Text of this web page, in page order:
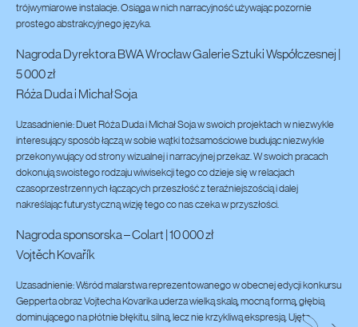
trójwymiarowe instalacje. Osiąga w nich narracyjność używając pozornie
prostego abstrakcyjnego języka.
Nagroda Dyrektora BWA Wrocław Galerie Sztuki Współczesnej |
5 000 zł
Róża Duda i Michał Soja
Uzasadnienie: Duet Róża Duda i Michał Soja w swoich projektach w niezwykle
interesujący sposób łączą w sobie wątki tożsamościowe budując niezwykle
przekonywujący od strony wizualnej i narracyjnej przekaz. W swoich pracach
dokonują swoistego rodzaju wiwisekcji tego co dzieje się w relacjach
czasoprzestrzennych łączących przeszłość z teraźniejszością i dalej
nakreślając futurystyczną wizję tego co nas czeka w przyszłości.
Nagroda sponsorska – Colart | 10 000 zł
Vojtěch Kovařík
Uzasadnienie: Wśród malarstwa reprezentowanego w obecnej edycji konkursu
Gepperta obraz Vojtecha Kovarika uderza wielką skalą, mocną formą, głębią
dominującego na płótnie błękitu, silną, lecz nie krzykliwą ekspresją. Ujęte